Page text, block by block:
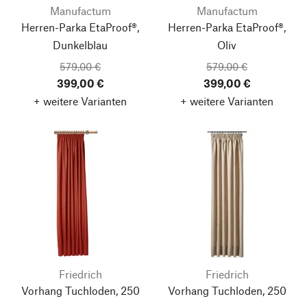
Manufactum
Herren-Parka EtaProof®,
Dunkelblau
579,00 €
399,00 €
+ weitere Varianten
Manufactum
Herren-Parka EtaProof®,
Oliv
579,00 €
399,00 €
+ weitere Varianten
Friedrich
Vorhang Tuchloden, 250
Friedrich
Vorhang Tuchloden, 250